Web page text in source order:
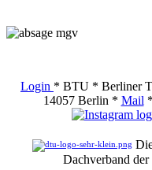
Login * BTU * Berliner
14057 Berlin * Mail*
Dachverband